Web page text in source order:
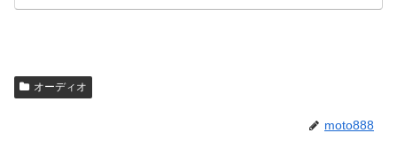
オーディオ
moto888